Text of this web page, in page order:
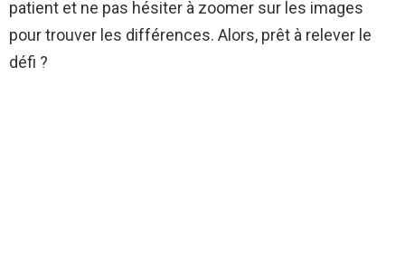
patient et ne pas hésiter à zoomer sur les images
pour trouver les différences. Alors, prêt à relever le
défi ?